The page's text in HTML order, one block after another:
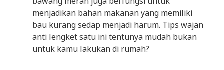
menjadikan bahan makanan yang memiliki
bau kurang sedap menjadi harum. Tips wajan
anti lengket satu ini tentunya mudah bukan
untuk kamu lakukan di rumah?